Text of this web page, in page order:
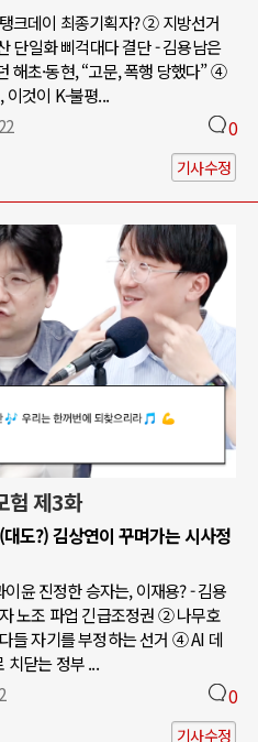
크데이 최종기획자? ② 지방선거
단일화 삐걱대다 결단 - 김용남은
해초·동현, “고문, 폭행 당했다” ④
이것이 K-불평...
0
기사수정
험 제3화
도?) 김상연이 꾸며가는 시사정
윤 진정한 승자는, 이재용? - 김용
노조 파업 긴급조정권 ② 나무호
들 자기를 부정하는 선거 ④ AI 데
치닫는 정부 ...
0
기사수정